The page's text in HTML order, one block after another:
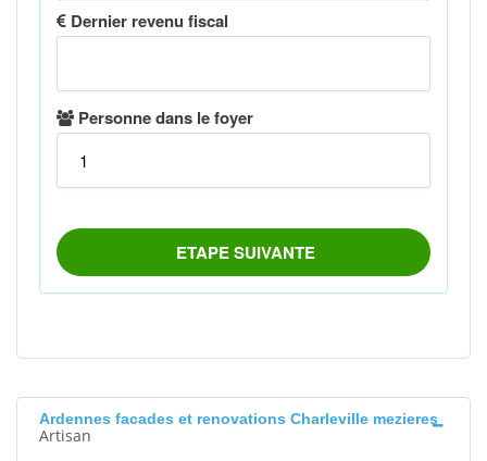
Ardennes facades et renovations Charleville mezieres
Artisan